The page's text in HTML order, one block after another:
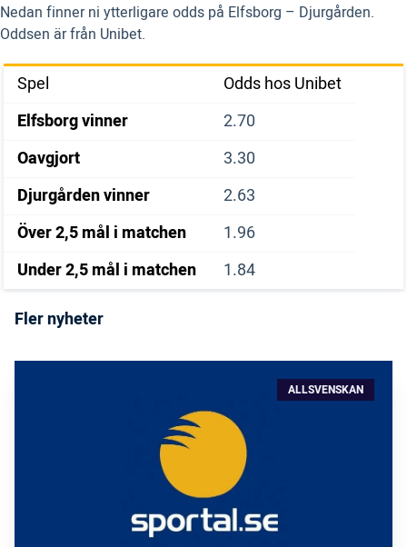
Nedan finner ni ytterligare odds på Elfsborg – Djurgården.
Oddsen är från Unibet.
Spel
Odds hos Unibet
Elfsborg vinner
2.70
Oavgjort
3.30
Djurgården vinner
2.63
Över 2,5 mål i matchen
1.96
Under 2,5 mål i matchen
1.84
Fler nyheter
ALLSVENSKAN